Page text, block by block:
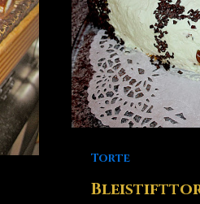
Torte